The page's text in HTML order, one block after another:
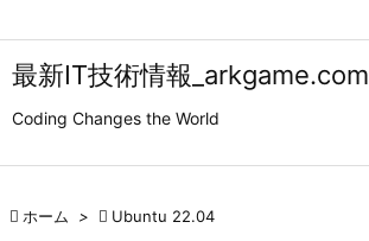
最新IT技術情報_arkgame.com
Coding Changes the World
 ホーム >  Ubuntu 22.04